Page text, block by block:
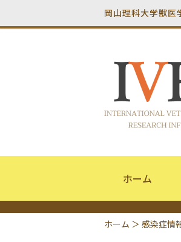
岡山理科大学獣医
ホーム
ホーム ＞ 感染症情